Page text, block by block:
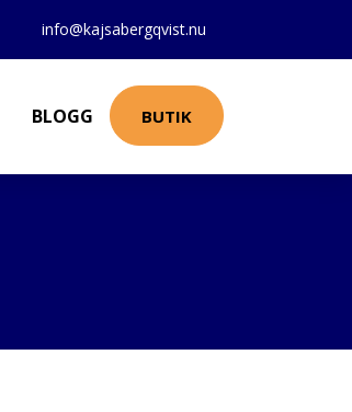
info@kajsabergqvist.nu
BLOGG BUTIK